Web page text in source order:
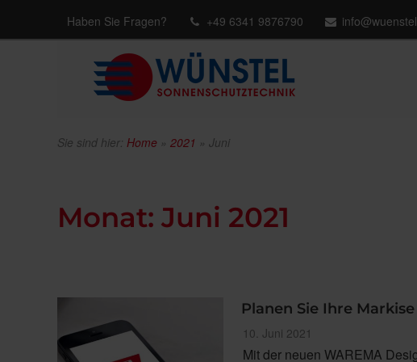
Haben Sie Fragen? +49 6341 9876790
Sie sind hier: Home » 2021 » Juni
Monat: Juni 2021
Planen Sie Ihre
Veröffentlicht
am
10. Juni 2021
Mit der neuen WAREMA